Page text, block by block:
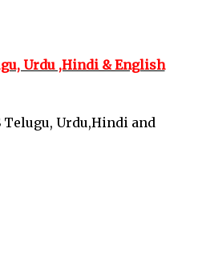
Urdu ,Hindi & English
Telugu, Urdu,Hindi and